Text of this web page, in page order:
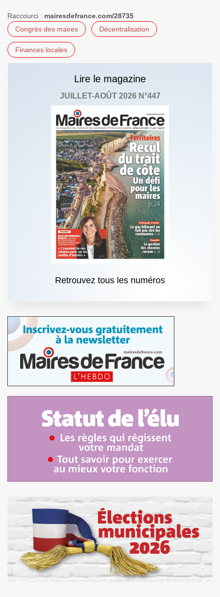
Raccourci : mairesdefrance.com/28735
Congrès des maires
Décentralisation
Finances locales
Lire le magazine
JUILLET-AOÛT 2026 N°447
Retrouvez tous les numéros